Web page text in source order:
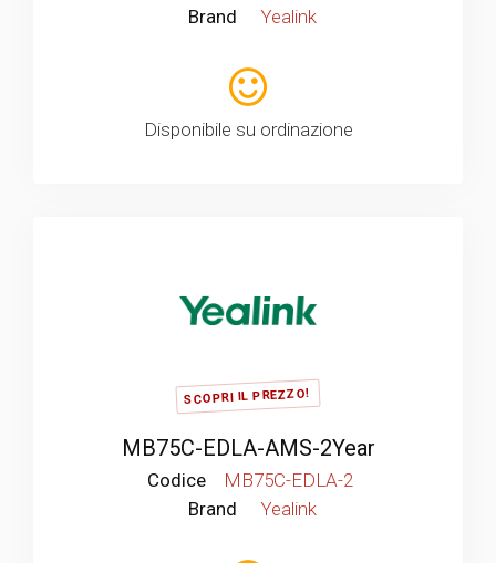
Brand
Yealink
Disponibile su ordinazione
SCOPRI IL PREZZO!
MB75C-EDLA-AMS-2Year
Codice
MB75C-EDLA-2
Brand
Yealink